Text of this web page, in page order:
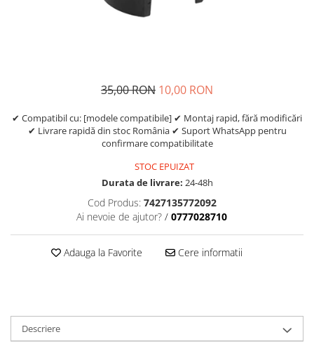
https://www.doctortrotineta.ro/cadru
Aparatori (aripi)
Cricuri trotineta
35,00 RON 10,00 RON
✔ Compatibil cu: [modele compatibile] ✔ Montaj rapid, fără modificări
✔ Livrare rapidă din stoc România ✔ Suport WhatsApp pentru
confirmare compatibilitate
STOC EPUIZAT
Durata de livrare: 24-48h
Cod Produs: 7427135772092
Ai nevoie de ajutor? / 0777028710
Adauga la Favorite Cere informatii
Descriere